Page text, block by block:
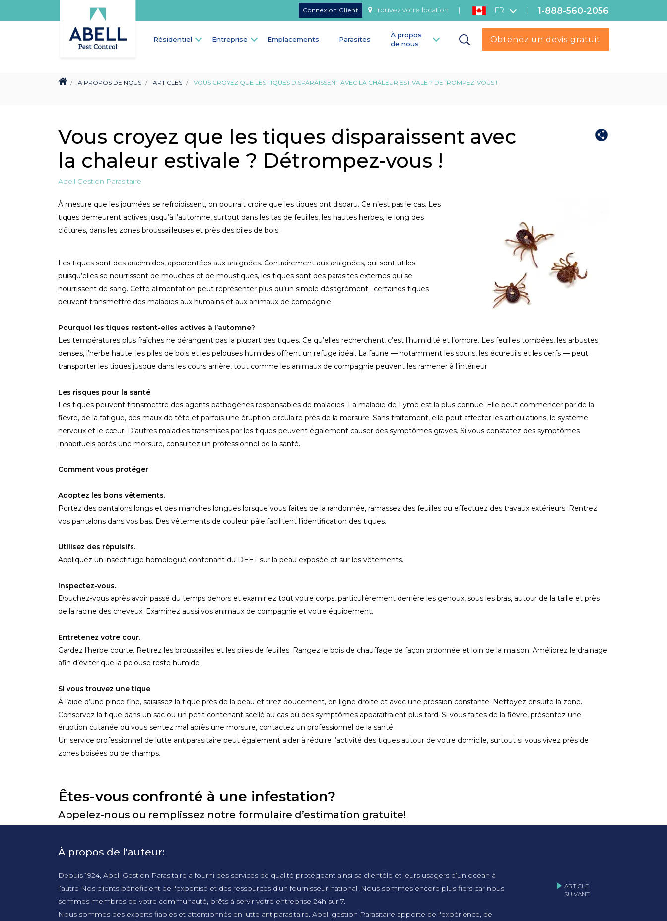
Connexion Client Trouvez votre location | FR | 1-888-560-2056
Résidentiel Entreprise Emplacements Parasites
À propos
de nous
Obtenez un devis gratuit
À PROPOS DE NOUS ARTICLES VOUS CROYEZ QUE LES TIQUES DISPARAISSENT AVEC LA CHALEUR ESTIVALE ? DÉTROMPEZ-VOUS !
Vous croyez que les tiques disparaissent avec
la chaleur estivale ? Détrompez-vous !
Abell Gestion Parasitaire
À mesure que les journées se refroidissent, on pourrait croire que les tiques ont disparu. Ce n’est pas le cas. Les
tiques demeurent actives jusqu’à l’automne, surtout dans les tas de feuilles, les hautes herbes, le long des
clôtures, dans les zones broussailleuses et près des piles de bois.
Les tiques sont des arachnides, apparentées aux araignées. Contrairement aux araignées, qui sont utiles
puisqu’elles se nourrissent de mouches et de moustiques, les tiques sont des parasites externes qui se
nourrissent de sang. Cette alimentation peut représenter plus qu’un simple désagrément : certaines tiques
peuvent transmettre des maladies aux humains et aux animaux de compagnie.
Pourquoi les tiques restent-elles actives à l’automne?
Les températures plus fraîches ne dérangent pas la plupart des tiques. Ce qu’elles recherchent, c’est l’humidité et l’ombre. Les feuilles tombées, les arbustes
denses, l’herbe haute, les piles de bois et les pelouses humides offrent un refuge idéal. La faune — notamment les souris, les écureuils et les cerfs — peut
transporter les tiques jusque dans les cours arrière, tout comme les animaux de compagnie peuvent les ramener à l’intérieur.
Les risques pour la santé
Les tiques peuvent transmettre des agents pathogènes responsables de maladies. La maladie de Lyme est la plus connue. Elle peut commencer par de la
fièvre, de la fatigue, des maux de tête et parfois une éruption circulaire près de la morsure. Sans traitement, elle peut affecter les articulations, le système
nerveux et le cœur. D’autres maladies transmises par les tiques peuvent également causer des symptômes graves. Si vous constatez des symptômes
inhabituels après une morsure, consultez un professionnel de la santé.
Comment vous protéger
Adoptez les bons vêtements.
Portez des pantalons longs et des manches longues lorsque vous faites de la randonnée, ramassez des feuilles ou effectuez des travaux extérieurs. Rentrez
vos pantalons dans vos bas. Des vêtements de couleur pâle facilitent l’identification des tiques.
Utilisez des répulsifs.
Appliquez un insectifuge homologué contenant du DEET sur la peau exposée et sur les vêtements.
Inspectez-vous.
Douchez-vous après avoir passé du temps dehors et examinez tout votre corps, particulièrement derrière les genoux, sous les bras, autour de la taille et près
de la racine des cheveux. Examinez aussi vos animaux de compagnie et votre équipement.
Entretenez votre cour.
Gardez l’herbe courte. Retirez les broussailles et les piles de feuilles. Rangez le bois de chauffage de façon ordonnée et loin de la maison. Améliorez le drainage
afin d’éviter que la pelouse reste humide.
Si vous trouvez une tique
À l’aide d’une pince fine, saisissez la tique près de la peau et tirez doucement, en ligne droite et avec une pression constante. Nettoyez ensuite la zone.
Conservez la tique dans un sac ou un petit contenant scellé au cas où des symptômes apparaîtraient plus tard. Si vous faites de la fièvre, présentez une
éruption cutanée ou vous sentez mal après une morsure, contactez un professionnel de la santé.
Un service professionnel de lutte antiparasitaire peut également aider à réduire l’activité des tiques autour de votre domicile, surtout si vous vivez près de
zones boisées ou de champs.
Êtes-vous confronté à une infestation?
Appelez-nous ou remplissez notre formulaire d’estimation gratuite!
À propos de l'auteur:
Depuis 1924, Abell Gestion Parasitaire a fourni des services de qualité protégeant ainsi sa clientèle et leurs usagers d’un océan à
l’autre Nos clients bénéficient de l'expertise et des ressources d'un fournisseur national. Nous sommes encore plus fiers car nous
sommes membres de votre communauté, prêts à servir votre entreprise 24h sur 7.
Nous sommes des experts fiables et attentionnés en lutte antiparasitaire. Abell gestion Parasitaire apporte de l'expérience, de
ARTICLE
SUIVANT